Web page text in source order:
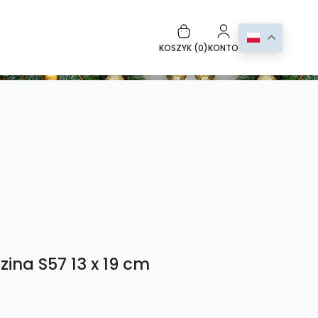
KOSZYK (0)KONTO
S57 13 x 19 cm